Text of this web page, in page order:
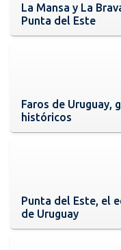
La Mansa y La
Punta del Este
Faros de Uruguay,
históricos
Punta del Este, el
de Uruguay